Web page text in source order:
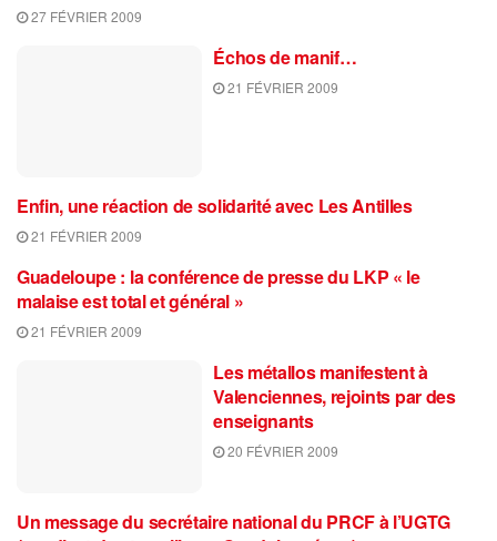
27 FÉVRIER 2009
Échos de manif…
21 FÉVRIER 2009
Enfin, une réaction de solidarité avec Les Antilles
21 FÉVRIER 2009
Guadeloupe : la conférence de presse du LKP « le
malaise est total et général »
21 FÉVRIER 2009
Les métallos manifestent à
Valenciennes, rejoints par des
enseignants
20 FÉVRIER 2009
Un message du secrétaire national du PRCF à l’UGTG